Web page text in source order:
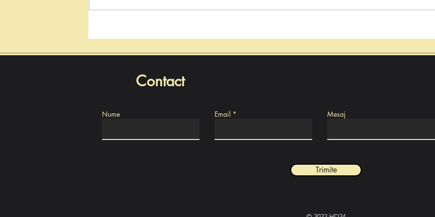
protejează Valea Jiului și
despăgubiri la valoarea reală
Contact
Nume Email Mesaj
Trimite